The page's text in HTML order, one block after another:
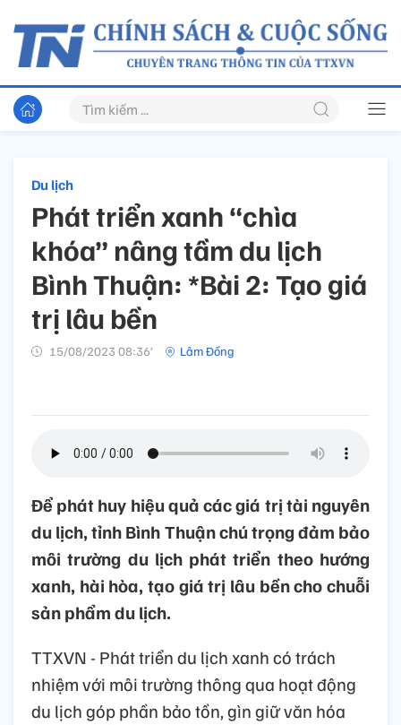
Du lịch
Phát triển xanh “chìa
khóa” nâng tầm du lịch
Bình Thuận: *Bài 2: Tạo giá
trị lâu bền
15/08/2023 08:36’ Lâm Đồng
Để phát huy hiệu quả các giá trị tài nguyên
du lịch, tỉnh Bình Thuận chú trọng đảm bảo
môi trường du lịch phát triển theo hướng
xanh, hài hòa, tạo giá trị lâu bền cho chuỗi
sản phẩm du lịch.
TTXVN - Phát triển du lịch xanh có trách
nhiệm với môi trường thông qua hoạt động
du lịch góp phần bảo tồn, gìn giữ văn hóa